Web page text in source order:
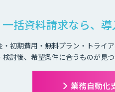
一括資料請求なら、
・初期費用・無料プラン・トライ
検討後、希望条件に合うものが見
業務自動化